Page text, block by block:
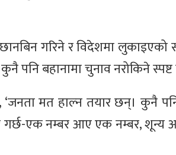
गरिने र विदेशमा लुकाइएको
पनि बहानामा चुनाव नरोकिने स्पष्ट
‘जनता मत हाल्न तयार छन्। कुनै
एक नम्बर आए एक नम्बर, शून्य